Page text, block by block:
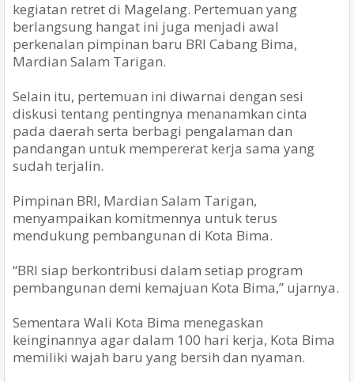
kegiatan retret di Magelang. Pertemuan yang
berlangsung hangat ini juga menjadi awal
perkenalan pimpinan baru BRI Cabang Bima,
Mardian Salam Tarigan.
Selain itu, pertemuan ini diwarnai dengan sesi
diskusi tentang pentingnya menanamkan cinta
pada daerah serta berbagi pengalaman dan
pandangan untuk mempererat kerja sama yang
sudah terjalin.
Pimpinan BRI, Mardian Salam Tarigan,
menyampaikan komitmennya untuk terus
mendukung pembangunan di Kota Bima.
“BRI siap berkontribusi dalam setiap program
pembangunan demi kemajuan Kota Bima,” ujarnya.
Sementara Wali Kota Bima menegaskan
keinginannya agar dalam 100 hari kerja, Kota Bima
memiliki wajah baru yang bersih dan nyaman.